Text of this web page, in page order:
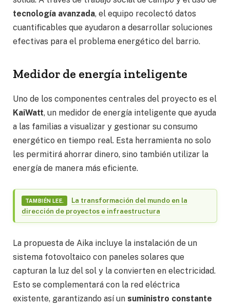
tecnología avanzada, el equipo recolectó datos
cuantificables que ayudaron a desarrollar soluciones
efectivas para el problema energético del barrio.
Medidor de energía inteligente
Uno de los componentes centrales del proyecto es el
KaiWatt, un medidor de energía inteligente que ayuda
a las familias a visualizar y gestionar su consumo
energético en tiempo real. Esta herramienta no solo
les permitirá ahorrar dinero, sino también utilizar la
energía de manera más eficiente.
TAMBIÉN LEE.
La transformación del mundo en la
dirección de proyectos e infraestructura
La propuesta de Aika incluye la instalación de un
sistema fotovoltaico con paneles solares que
capturan la luz del sol y la convierten en electricidad.
Esto se complementará con la red eléctrica
existente, garantizando así un suministro constante